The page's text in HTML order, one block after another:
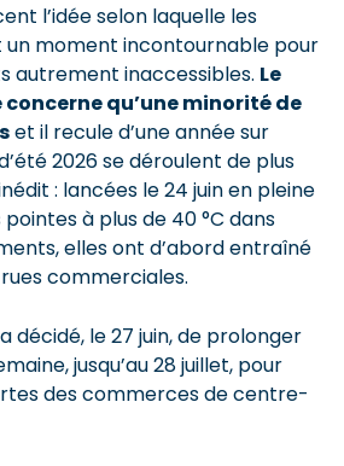
l’idée selon laquelle les
un moment incontournable pour
autrement inaccessibles. Le
qu’une minorité de
et il recule d’une année sur
2026 se déroulent de plus
: lancées le 24 juin en pleine
à plus de 40 °C dans
elles ont d’abord entraîné
commerciales.
décidé, le 27 juin, de prolonger
jusqu’au 28 juillet, pour
des commerces de centre-